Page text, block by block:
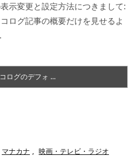
示変更と設定方法につきまして:
ログ記事の概要だけを見せるよ
ログのデフォ ...
マナカナ , 映画・テレビ・ラジオ